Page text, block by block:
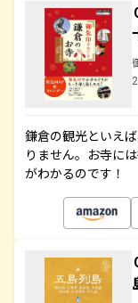
鎌倉の観光といえ
りません。お寺に
がわかるのです！